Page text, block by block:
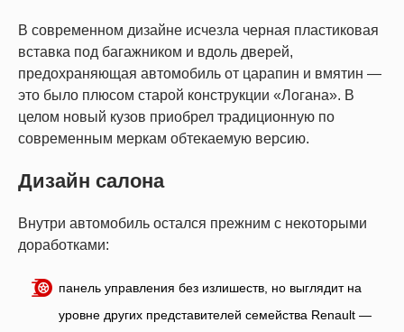
В современном дизайне исчезла черная пластиковая
вставка под багажником и вдоль дверей,
предохраняющая автомобиль от царапин и вмятин —
это было плюсом старой конструкции «Логана». В
целом новый кузов приобрел традиционную по
современным меркам обтекаемую версию.
Дизайн салона
Внутри автомобиль остался прежним с некоторыми
доработками:
панель управления без излишеств, но выглядит на
уровне других представителей семейства Renault —